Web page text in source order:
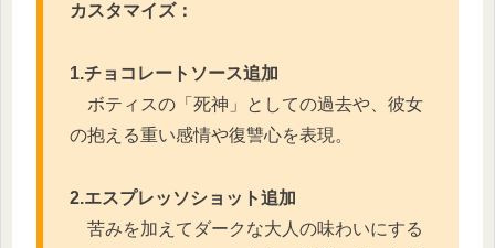
カスタマイズ：
1.チョコレートソース追加
ボティスの「死神」としての過去や、彼女
の抱える重い感情や復讐心を表現。
2.エスプレッソショット追加
苦みを加えてダークな大人の味わいにする